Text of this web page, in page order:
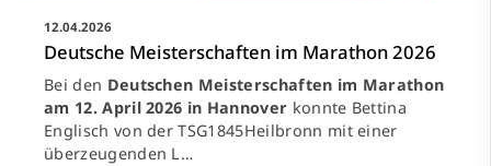
12.04.2026
Deutsche Meisterschaften im Marathon 2026
Bei den Deutschen Meisterschaften im Marathon
am 12. April 2026 in Hannover konnte Bettina
Englisch von der TSG1845Heilbronn mit einer
überzeugenden L…